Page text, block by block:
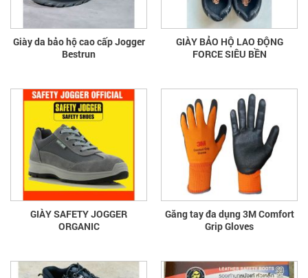
Giày da bảo hộ cao cấp Jogger
Bestrun
GIÀY BẢO HỘ LAO ĐỘNG
FORCE SIÊU BỀN
GIÀY SAFETY JOGGER
ORGANIC
Găng tay đa dụng 3M Comfort
Grip Gloves